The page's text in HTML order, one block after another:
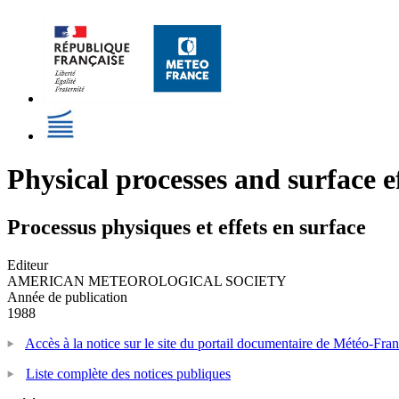
Physical processes and surface
Processus physiques et effets en surface
Editeur
AMERICAN METEOROLOGICAL SOCIETY
Année de publication
1988
Accès à la notice sur le site du portail documentaire de Météo-
Liste complète des notices publiques